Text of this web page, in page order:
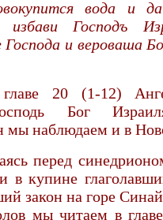
вода и
Господъ
и вероваша
20 (1-12)
Бог
мы наблюдаем и в
перед
в купине
закон на горе
мы читаем в